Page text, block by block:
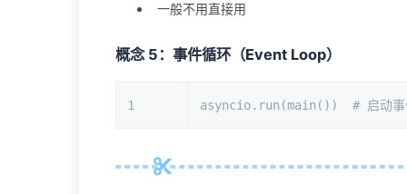
一般不用直接用
概念 5：事件循环（Event Loop）
1 asyncio.run(main()) # 启动事